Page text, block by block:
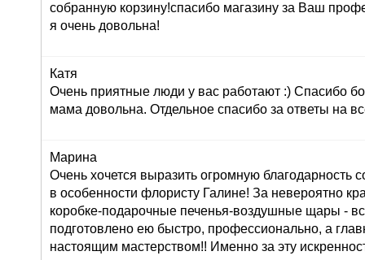
собранную корзину!спасибо магазину за Ваш
я очень довольна!
Катя
Очень приятные люди у вас работают :) Спасибо
мама довольна. Отдельное спасибо за ответы на
Марина
Очень хочется выразить огромную благодарность
в особенности флористу Галине! За невероятно
коробке-подарочные печенья-воздушные щары -
подготовлено ею быстро, профессионально, а
настоящим мастерством!! Именно за эту